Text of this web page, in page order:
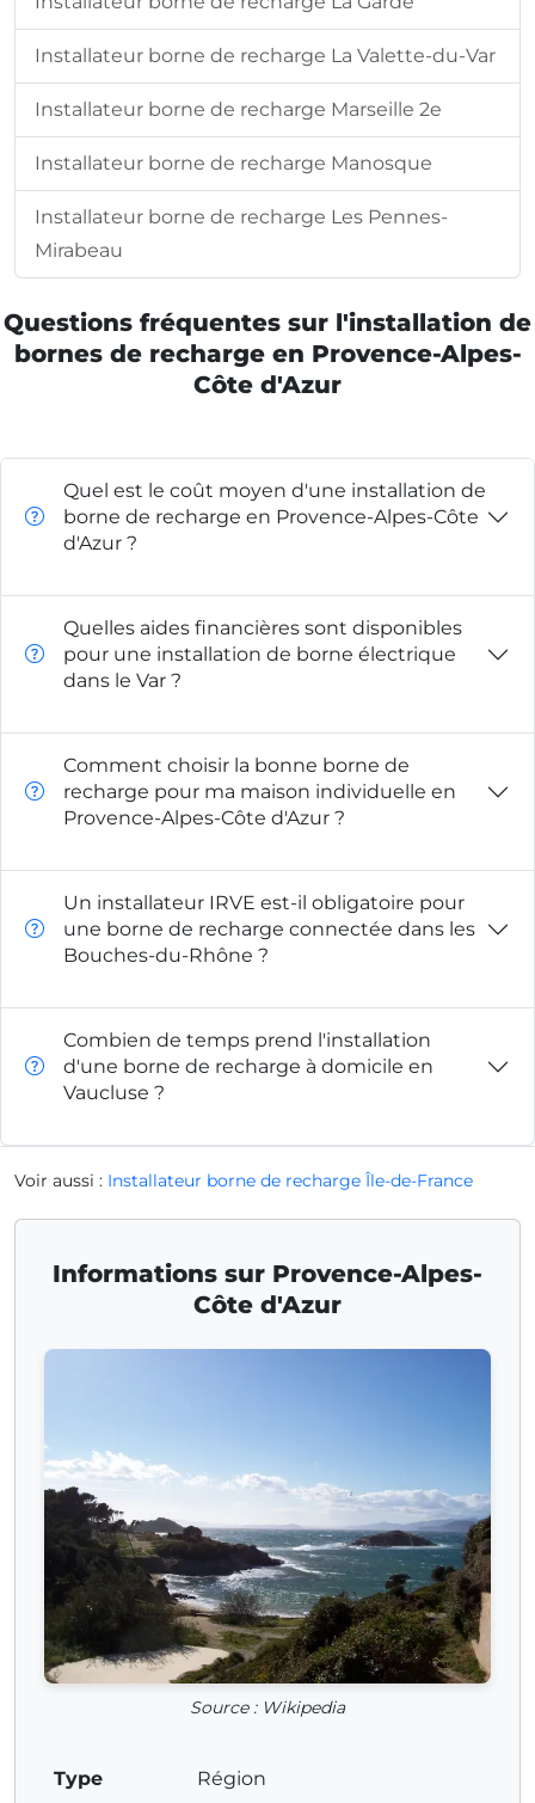
Installateur borne de recharge La Valette-du-Var
Installateur borne de recharge Marseille 2e
Installateur borne de recharge Manosque
Installateur borne de recharge Les Pennes-
Mirabeau
Questions fréquentes sur l'installation de
bornes de recharge en Provence-Alpes-
Côte d'Azur
Quel est le coût moyen d'une installation de
borne de recharge en Provence-Alpes-Côte
d'Azur ?
Quelles aides financières sont disponibles
pour une installation de borne électrique
dans le Var ?
Comment choisir la bonne borne de
recharge pour ma maison individuelle en
Provence-Alpes-Côte d'Azur ?
Un installateur IRVE est-il obligatoire pour
une borne de recharge connectée dans les
Bouches-du-Rhône ?
Combien de temps prend l'installation
d'une borne de recharge à domicile en
Vaucluse ?
Voir aussi : Installateur borne de recharge Île-de-France
Informations sur Provence-Alpes-
Côte d'Azur
Source : Wikipedia
Type Région